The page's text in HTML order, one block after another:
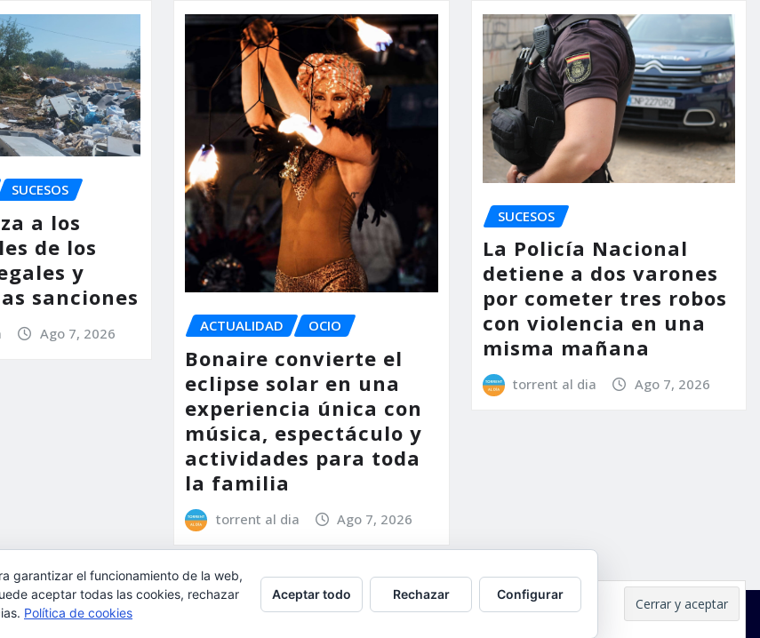
SUCESOS
a los
de los
y
sanciones
Ago 7, 2026 ACTUALIDAD OCIO
Bonaire convierte el
eclipse solar en una
experiencia única con
música, espectáculo y
actividades para toda
la familia
torrent al dia Ago 7, 2026
SUCESOS
La Policía Nacional
detiene a dos varones
por cometer tres robos
con violencia en una
misma mañana
torrent al dia Ago 7, 2026
garantizar el funcionamiento de la web,
aceptar todas las cookies, rechazar
Política de cookies
Aceptar todo Rechazar Configurar
su uso.